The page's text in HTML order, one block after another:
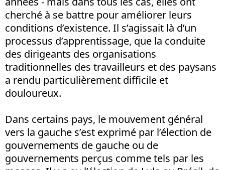
cherché à se battre pour améliorer leurs
conditions d’existence. Il s’agissait là d’un
processus d’apprentissage, que la conduite
des dirigeants des organisations
traditionnelles des travailleurs et des paysans
a rendu particulièrement difficile et
douloureux.
Dans certains pays, le mouvement général
vers la gauche s’est exprimé par l’élection de
gouvernements de gauche ou de
gouvernements perçus comme tels par les